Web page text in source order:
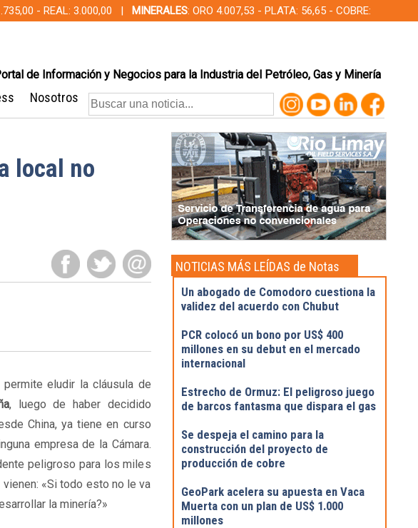
- REAL: 3.000,00 | MINERALES: ORO 4.007,53 - PLATA: 56,65 - COBRE:
de Información y Negocios para la Industria del Petróleo, Gas y Minería
Nosotros
local no
eludir la cláusula de
, luego de haber decidido
China, ya tiene en curso
empresa de la Cámara.
peligroso para los miles
«Si todo esto no le va
la minería?»
NOTICIAS MÁS LEÍDAS de Notas
Destacadas
Un abogado de Comodoro cuestiona la
validez del acuerdo con Chubut
PCR colocó un bono por US$ 400
millones en su debut en el mercado
internacional
Estrecho de Ormuz: El peligroso juego
de barcos fantasma que dispara el gas
Se despeja el camino para la
construcción del proyecto de
producción de cobre
GeoPark acelera su apuesta en Vaca
Muerta con un plan de US$ 1.000
millones